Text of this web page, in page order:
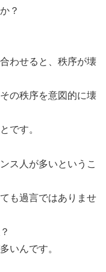
？
わせると、秩序が壊
の秩序を意図的に壊
です。
ス人が多いというこ
も過言ではありませ
いんです。